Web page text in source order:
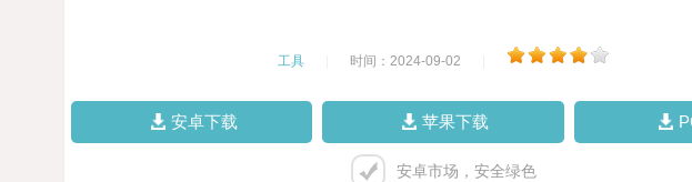
工具 时间：2024-09-02
安卓下载 苹果下载
安卓市场，安全绿色